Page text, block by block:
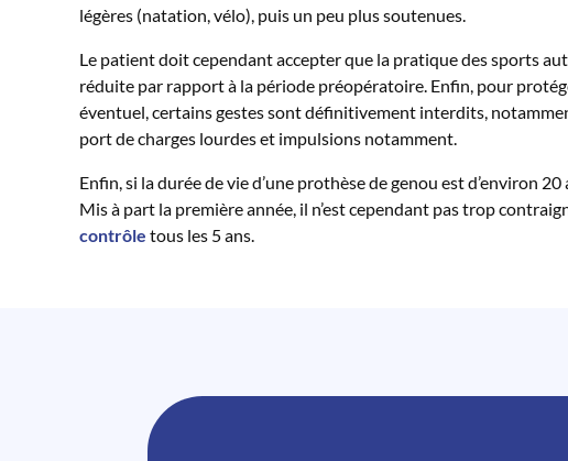
légères (natation, vélo), puis un peu plus soutenues.
Le patient doit cependant accepter que la pratique des sports
réduite par rapport à la période préopératoire. Enfin, pour
éventuel, certains gestes sont définitivement interdits,
port de charges lourdes et impulsions notamment.
Enfin, si la durée de vie d’une prothèse de genou est d’environ
Mis à part la première année, il n’est cependant pas trop
contrôle tous les 5 ans.